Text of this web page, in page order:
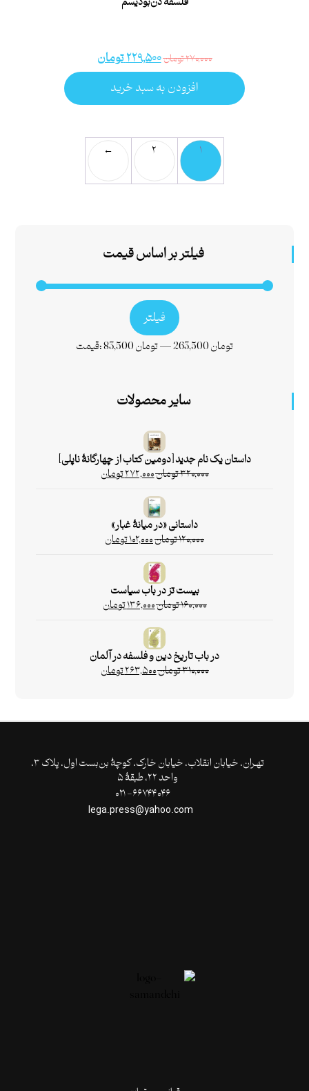
۲۷۰,۰۰۰تومان۲۲۹,۵۰۰تومان
افزودن به سبد خرید
۱ ۲ ←
فیلتر بر اساس قیمت
فیلتر
قیمت: 83,500 تومان— 263,500 تومان
سایر محصولات
داستان یک نام جدید [دومین کتاب از چهارگانۀ ناپلی]
۳۲۰,۰۰۰تومان۲۷۲,۰۰۰تومان
داستانی «در میانۀ غبار»
۱۲۰,۰۰۰تومان۱۰۲,۰۰۰تومان
بیست تز در باب سیاست
۱۶۰,۰۰۰تومان۱۳۶,۰۰۰تومان
در باب تاریخ دین و فلسفه در آلمان
۳۱۰,۰۰۰تومان۲۶۳,۵۰۰تومان
تهـران،‌ خیابان انقلاب، خیابان خارک، کوچۀ بن‌بست اول، پلاک ۳،
واحد ۲۲، طبقۀ ۵